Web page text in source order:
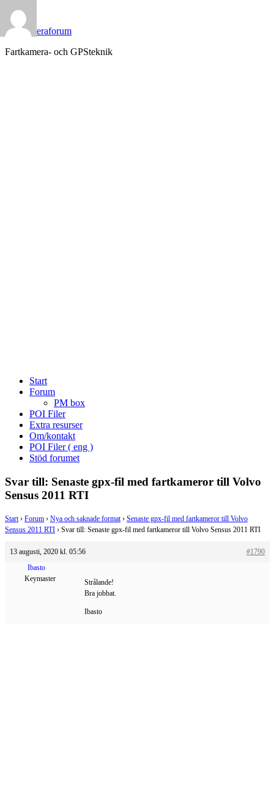
Hoppa
innehåll
Fartkameraforum
Fartkamera- och GPSteknik
Start
Forum
PM box
POI Filer
Extra resurser
Om/kontakt
POI Filer ( eng )
Stöd forumet
Svar till: Senaste gpx-fil med fartkameror till Volvo
Sensus 2011 RTI
Start › Forum › Nya och saknade format › Senaste gpx-fil med fartkameror till Volvo
Sensus 2011 RTI › Svar till: Senaste gpx-fil med fartkameror till Volvo Sensus 2011 RTI
13 augusti, 2020 kl. 05:56
#1790
Ibasto
Keymaster
Strålande!
Bra jobbat.
Ibasto